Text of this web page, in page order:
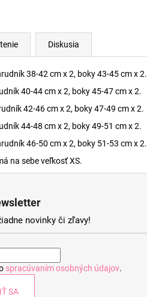
Diskusia
38-42 cm x 2, boky 43-45 cm x 2.
40-44 cm x 2, boky 45-47 cm x 2.
42-46 cm x 2, boky 47-49 cm x 2.
44-48 cm x 2, boky 49-51 cm x 2.
46-50 cm x 2, boky 51-53 cm x 2.
na sebe veľkosť XS.
novinky či zľavy!
spracúvaním osobných údajov.
SA